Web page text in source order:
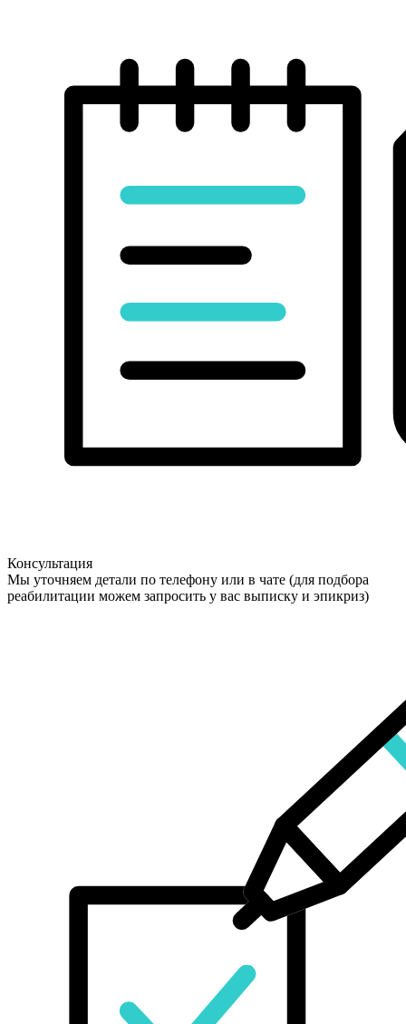
Консультация
Мы уточняем детали по телефону или в чате (для подбора
реабилитации можем запросить у вас выписку и эпикриз)